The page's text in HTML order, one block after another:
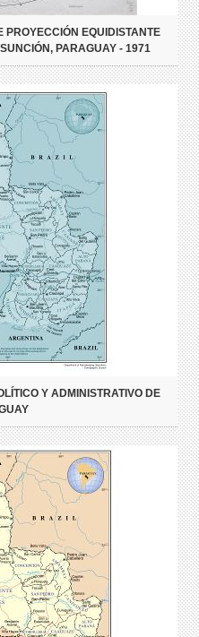
EQUIDISTANTE
PARAGUAY - 1971
Y ADMINISTRATIVO DE